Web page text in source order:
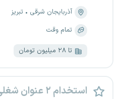
آذربایجان شرقی
تبریز
تمام وقت
تا ۲۸ میلیون تومان
استخدام ۲ عنوان شغلی